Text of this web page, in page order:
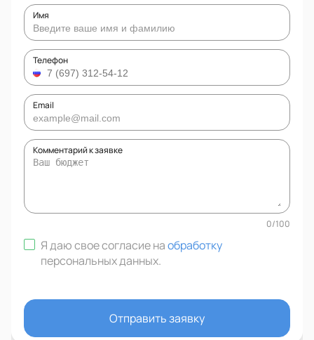
Имя
Телефон
Email
Комментарий к заявке
0/100
Я даю свое согласие наобработку
персональных данных.
Отправить заявку